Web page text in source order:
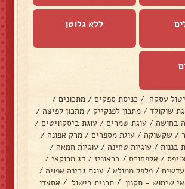
ללא גלוטן
עסקה / כניסת ספקים / מתכונים /
שוקולד / מתכון לפנקייק / מתכון לפיצה /
בחושה / עוגת שמרים / עוגת ביסקוויטים /
/ שקשוקה / עוגת מספרים / מרק אפונה /
בננות / עוגיות טחינה / עוגיות חמאה /
/ אלפחורס / בראוניז / דג מרוקאי /
/ פלפל ממולא / עוגת גבינה אפויה /
שימוש - תקנון / תכנית בישול / אסאדו